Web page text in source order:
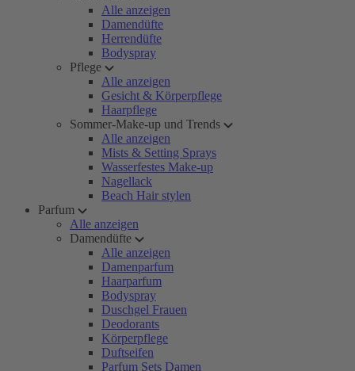
Alle anzeigen
Damendüfte
Herrendüfte
Bodyspray
Pflege
Alle anzeigen
Gesicht & Körperpflege
Haarpflege
Sommer-Make-up und Trends
Alle anzeigen
Mists & Setting Sprays
Wasserfestes Make-up
Nagellack
Beach Hair stylen
Parfum
Alle anzeigen
Damendüfte
Alle anzeigen
Damenparfum
Haarparfum
Bodyspray
Duschgel Frauen
Deodorants
Körperpflege
Duftseifen
Parfum Sets Damen